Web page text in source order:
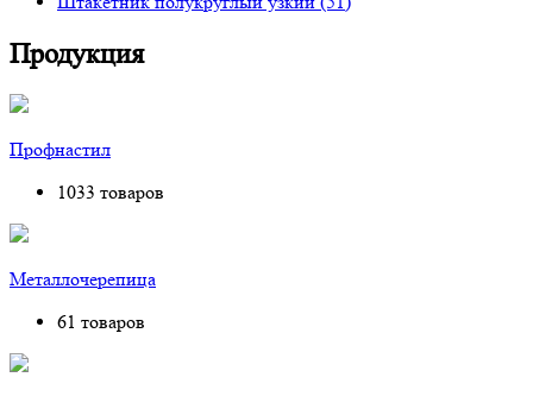
Продукция
Профнастил
1033 товаров
Металлочерепица
61 товаров